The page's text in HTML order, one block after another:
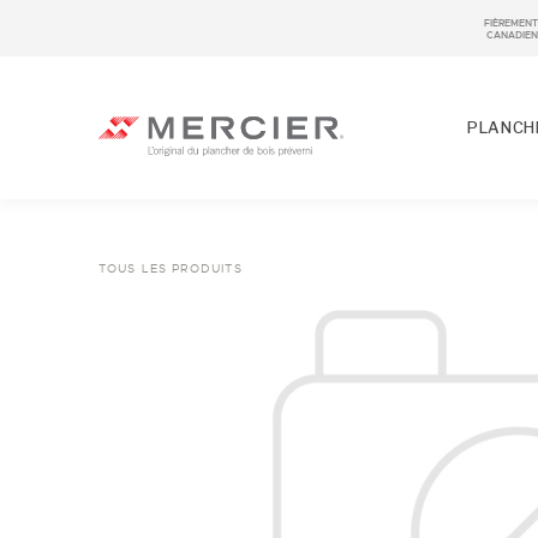
FIÈREMENT
CANADIEN
TOUS LES PRODUITS